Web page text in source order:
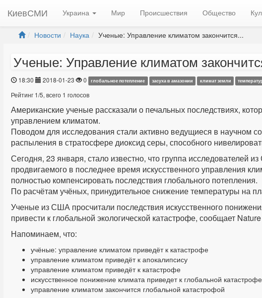
КиевСМИ Украина Мир Происшествия Общество
Новости Наука Ученые: Управление климатом закончится...
Ученые: Управление климатом
18:30 2018-01-23 0 глобальное потепление засуха в амазонии климат земли
Рейтинг 1/5, всего 1 голосов
Американские ученые рассказали о печальных последствиях,
управлением климатом.
Поводом для исследования стали активно ведущиеся в научном
распыления в стратосфере диоксид серы, способного
Сегодня, 23 января, стало известно, что группа исследователей
продвигаемого в последнее время искусственного управления
полностью компенсировать последствия глобального потепления.
По расчётам учёных, принудительное снижение температуры на
Ученые из США просчитали последствия искусственного
привести к глобальной экологической катастрофе, сообщает
Напоминаем, что:
учёные: управление климатом приведёт к катастрофе
управление климатом приведёт к апокалипсису
управление климатом приведёт к катастрофе
искусственное понижение климата приведет к глобальной катастрофе
управление климатом закончится глобальной катастрофой